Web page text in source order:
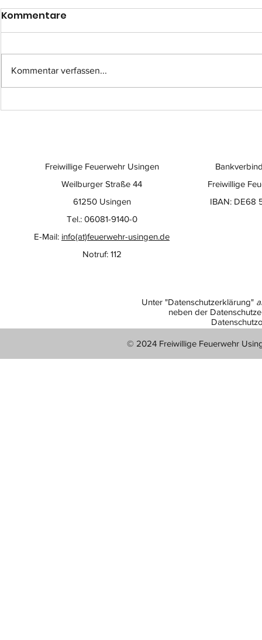
Einsatz-Nr.: 057
Kommentare
Kommentar verfassen...
Freiwillige
IBAN: DE68
Freiwillige Feuerwehr Usingen
Weilburger Straße 44
61250 Usingen
Tel.: 06081-9140-0
E-Mail: info(at)feuerwehr-usingen.de
Notruf: 112
Unter "Datenschutzerklärung"
neben der
© 2024 Freiwillige Feuerwehr